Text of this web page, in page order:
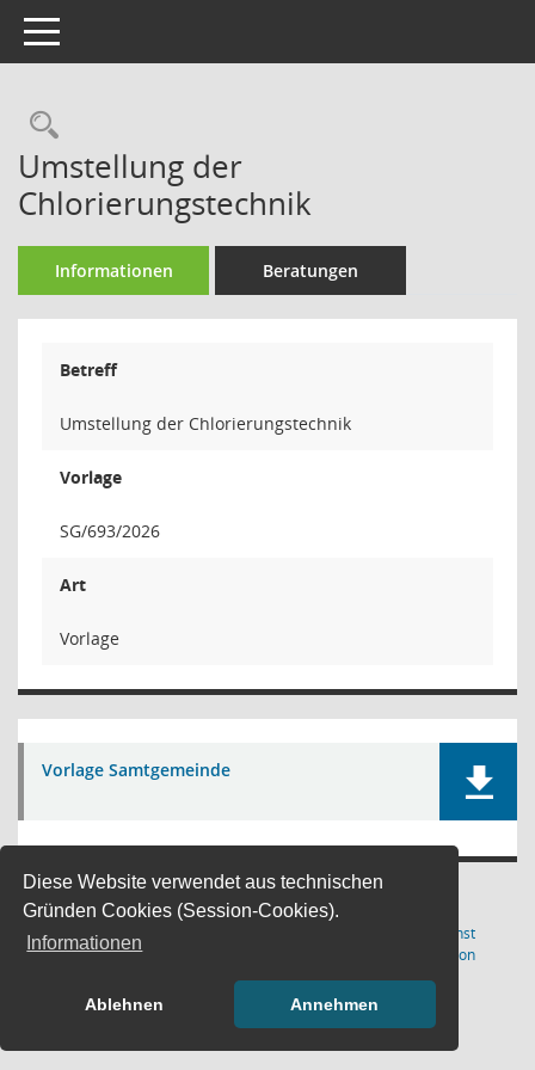
Diese Website verwendet aus technischen
Gründen Cookies (Session-Cookies).
Informationen
Ablehnen Annehmen
Toggle navigation
Rechercheauswahl
Umstellung der
Chlorierungstechnik
Informationen Beratungen
Betreff
Umstellung der Chlorierungstechnik
Vorlage
SG/693/2026
Art
Vorlage
Vorlage Samtgemeinde
Letzte Änderung: 10.08.2026
15:01:44
Sitzungsdienst
Session(Wird in